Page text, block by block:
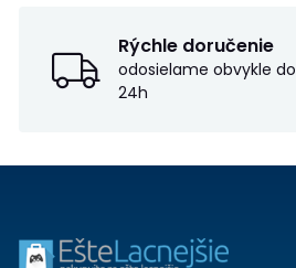
Rýchle doručenie
odosielame obvykle do
24h